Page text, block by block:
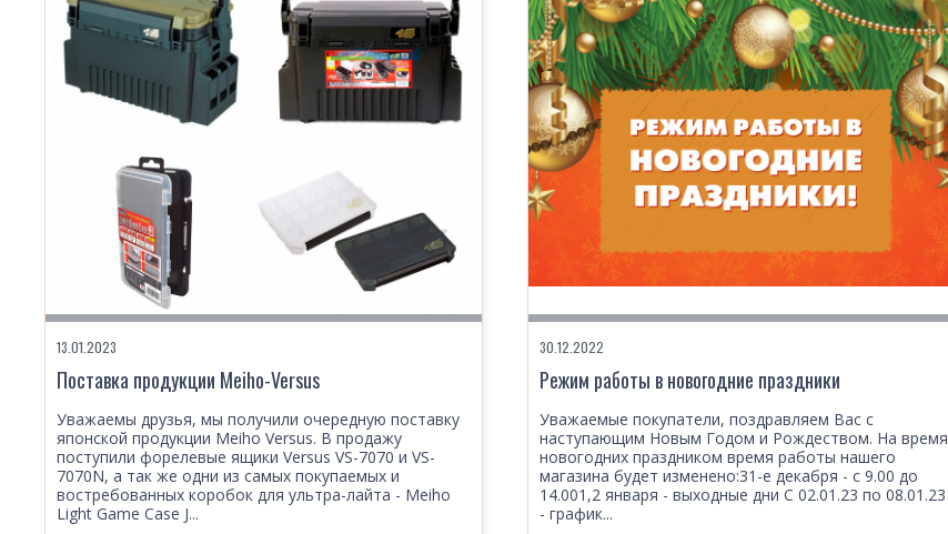
13.01.2023
Поставка продукции Meiho-Versus
Уважаемы друзья, мы получили очередную поставку
японской продукции Meiho Versus. В продажу
поступили форелевые ящики Versus VS-7070 и VS-
7070N, а так же одни из самых покупаемых и
востребованных коробок для ультра-лайта - Meiho
Light Game Case J...
30.12.2022
Режим работы в новогодние праздники
Уважаемые покупатели, поздравляем Вас с
наступающим Новым Годом и Рождеством. На время
новогодних праздником время работы нашего
магазина будет изменено:31-е декабря - с 9.00 до
14.001,2 января - выходные дни С 02.01.23 по 08.01.23
- график...